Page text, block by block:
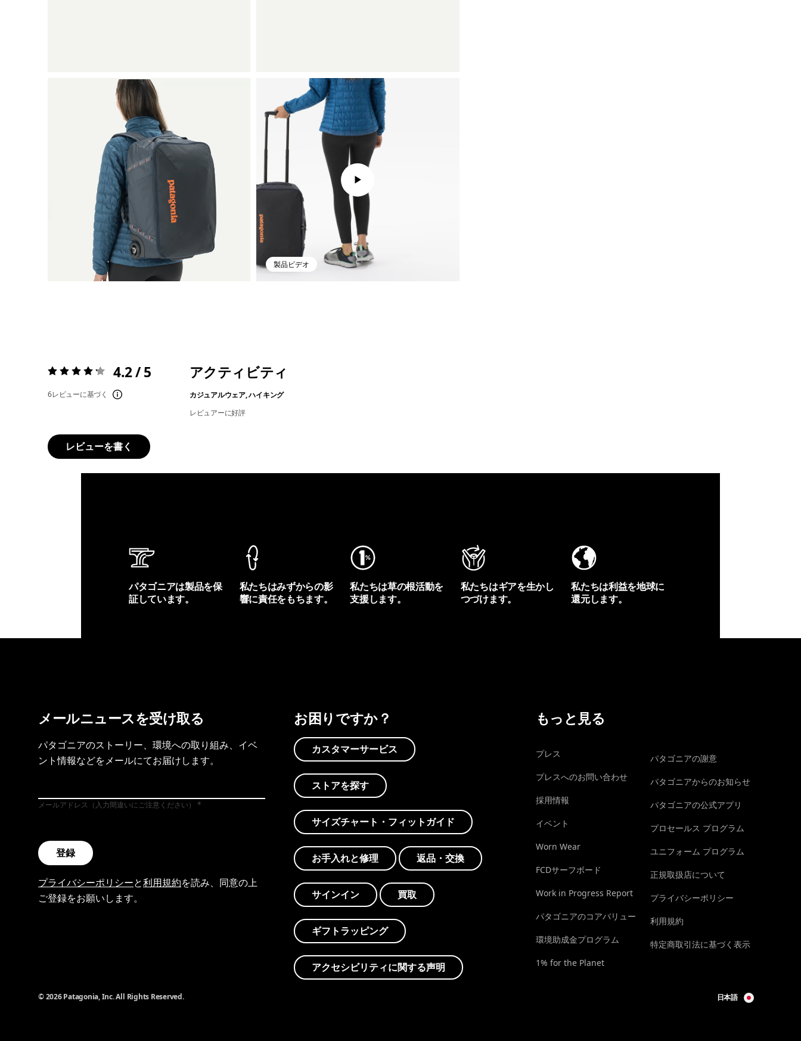
製品ビデオ
評価:4.2 / 5 4.2 / 5
6レビューに基づく
アクティビティ
カジュアルウェア, ハイキング
レビュアーに好評
レビューを書く
パタゴニアは製品を保
証しています。
私たちはみずからの影
響に責任をもちます。
私たちは草の根活動を
支援します。
私たちはギアを生かし
つづけます。
私たちは利益を地球に
還元します。
メールニュースを受け取る
パタゴニアのストーリー、環境への取り組み、イベ
ント情報などをメールにてお届けします。
メールアドレス（入力間違いにご注意ください）
登録
プライバシーポリシーと利用規約を読み、同意の上
ご登録をお願いします。
お困りですか？
カスタマーサービス
ストアを探す
サイズチャート・フィットガイド
お手入れと修理 返品・交換
サインイン 買取
ギフトラッピング
アクセシビリティに関する声明
もっと見る
プレス
プレスへのお問い合わせ
採用情報
イベント
Worn Wear
FCDサーフボード
Work in Progress Report
パタゴニアのコアバリュー
環境助成金プログラム
1% for the Planet
パタゴニアの謝意
パタゴニアからのお知らせ
パタゴニアの公式アプリ
プロセールス プログラム
ユニフォーム プログラム
正規取扱店について
プライバシーポリシー
利用規約
特定商取引法に基づく表示
© 2026 Patagonia, Inc. All Rights Reserved. 日本語